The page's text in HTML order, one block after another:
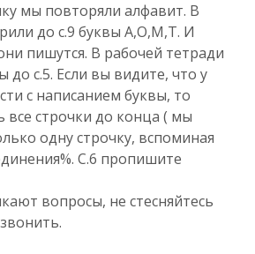
мы повторяли алфавит. В
до с.9 буквы А,О,М,Т. И
пишутся. В рабочей тетради
до с.5. Если вы видите, что у
с написанием буквы, то
все строчки до конца ( мы
одну строчку, вспоминая
С.6 пропишите
вопросы, не стесняйтесь